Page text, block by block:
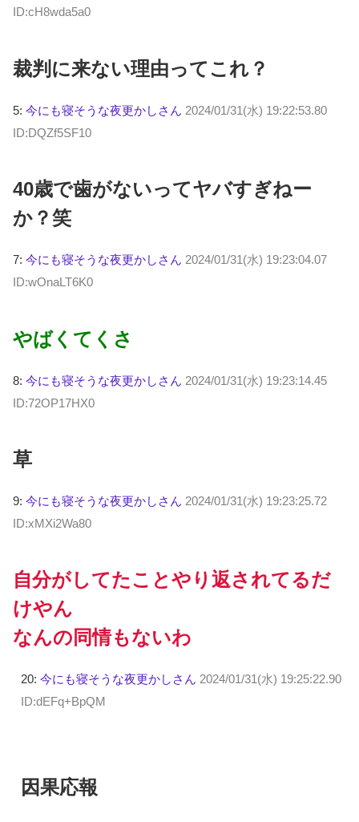
ID:cH8wda5a0
裁判に来ない理由ってこれ？
5: 今にも寝そうな夜更かしさん 2024/01/31(水) 19:22:53.80
ID:DQZf5SF10
40歳で歯がないってヤバすぎねー
か？笑
7: 今にも寝そうな夜更かしさん 2024/01/31(水) 19:23:04.07
ID:wOnaLT6K0
やばくてくさ
8: 今にも寝そうな夜更かしさん 2024/01/31(水) 19:23:14.45
ID:72OP17HX0
草
9: 今にも寝そうな夜更かしさん 2024/01/31(水) 19:23:25.72
ID:xMXi2Wa80
自分がしてたことやり返されてるだ
けやん
なんの同情もないわ
20: 今にも寝そうな夜更かしさん 2024/01/31(水) 19:25:22.90
ID:dEFq+BpQM
因果応報